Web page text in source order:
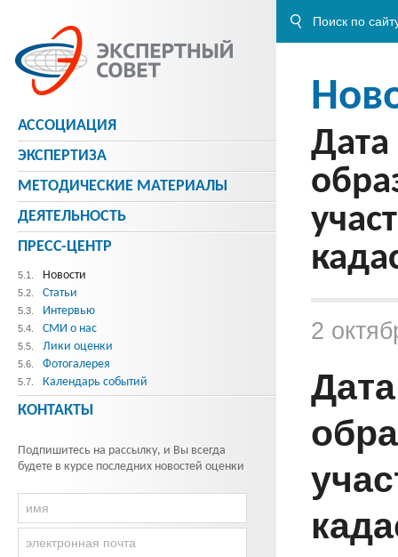
2
АССОЦИАЦИЯ
ЭКСПЕРТИЗА
МЕТОДИЧЕСКИE МАТЕРИАЛЫ
ДЕЯТЕЛЬНОСТЬ
ПРЕСС-ЦЕНТР
5.1. Новости
5.2. Статьи
5.3. Интервью
5.4. СМИ о нас
5.5. Лики оценки
5.6. Фотогалерея
5.7. Календарь событий
КОНТАКТЫ
Подпишитесь на рассылку, и Вы всегда
будете в курсе последних новостей оценки